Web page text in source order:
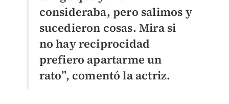
consideraba, pero salimos y
sucedieron cosas. Mira si
no hay reciprocidad
prefiero apartarme un
rato”, comentó la actriz.